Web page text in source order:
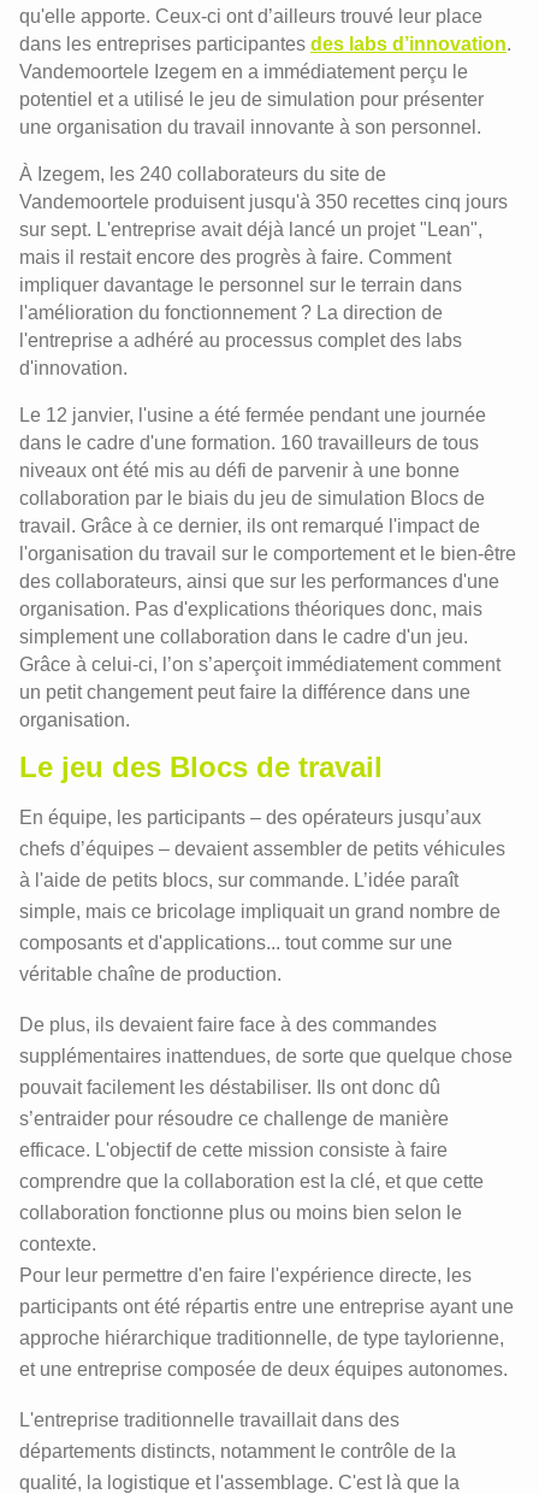
qu'elle apporte. Ceux-ci ont d’ailleurs trouvé leur place
dans les entreprises participantes des labs d’innovation.
Vandemoortele Izegem en a immédiatement perçu le
potentiel et a utilisé le jeu de simulation pour présenter
une organisation du travail innovante à son personnel.
À Izegem, les 240 collaborateurs du site de
Vandemoortele produisent jusqu'à 350 recettes cinq jours
sur sept. L'entreprise avait déjà lancé un projet "Lean",
mais il restait encore des progrès à faire. Comment
impliquer davantage le personnel sur le terrain dans
l'amélioration du fonctionnement ? La direction de
l'entreprise a adhéré au processus complet des labs
d'innovation.
Le 12 janvier, l'usine a été fermée pendant une journée
dans le cadre d'une formation. 160 travailleurs de tous
niveaux ont été mis au défi de parvenir à une bonne
collaboration par le biais du jeu de simulation Blocs de
travail. Grâce à ce dernier, ils ont remarqué l'impact de
l'organisation du travail sur le comportement et le bien-être
des collaborateurs, ainsi que sur les performances d'une
organisation. Pas d'explications théoriques donc, mais
simplement une collaboration dans le cadre d'un jeu.
Grâce à celui-ci, l’on s’aperçoit immédiatement comment
un petit changement peut faire la différence dans une
organisation.
Le jeu des Blocs de travail
En équipe, les participants – des opérateurs jusqu’aux
chefs d’équipes – devaient assembler de petits véhicules
à l'aide de petits blocs, sur commande. L’idée paraît
simple, mais ce bricolage impliquait un grand nombre de
composants et d'applications... tout comme sur une
véritable chaîne de production.
De plus, ils devaient faire face à des commandes
supplémentaires inattendues, de sorte que quelque chose
pouvait facilement les déstabiliser. Ils ont donc dû
s’entraider pour résoudre ce challenge de manière
efficace. L'objectif de cette mission consiste à faire
comprendre que la collaboration est la clé, et que cette
collaboration fonctionne plus ou moins bien selon le
contexte.
Pour leur permettre d'en faire l'expérience directe, les
participants ont été répartis entre une entreprise ayant une
approche hiérarchique traditionnelle, de type taylorienne,
et une entreprise composée de deux équipes autonomes.
L'entreprise traditionnelle travaillait dans des
départements distincts, notamment le contrôle de la
qualité, la logistique et l'assemblage. C'est là que la